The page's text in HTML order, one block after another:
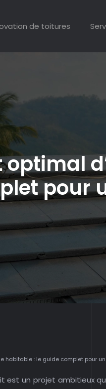
de toitures
pour
habitable : le guide complet pour
est un projet ambitieux